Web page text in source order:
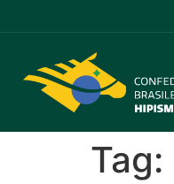
Tag: